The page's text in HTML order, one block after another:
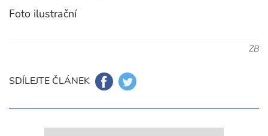
Foto ilustrační
ZB
SDÍLEJTE ČLÁNEK